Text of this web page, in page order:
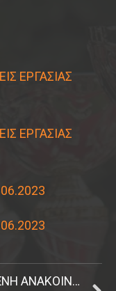
ΕΡΓΑΣΙΑΣ
ΕΡΓΑΣΙΑΣ
ΕΠΌΜΕΝΗ ΑΝΑΚΟΊΝΩΣΗ